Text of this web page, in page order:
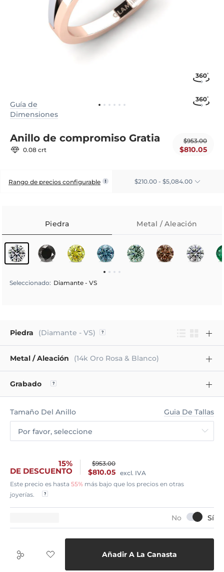
Guía de
Dimensiones
Anillo de compromiso Gratia
0.08 crt
$953.00
$810.05
Rango de precios configurable $210.00 - $5,084.00
Piedra Metal / Aleación
Seleccionado: Diamante - VS
Piedra (Diamante - VS)
Metal / Aleación (14k Oro Rosa & Blanco)
Grabado
Tamaño Del Anillo Guia De Tallas
Por favor, seleccione
15%
DE DESCUENTO
$953.00
$810.05 excl. IVA
Este precio es hasta 55% más bajo que los precios en otras
joyerías.
Añadir A La Canasta